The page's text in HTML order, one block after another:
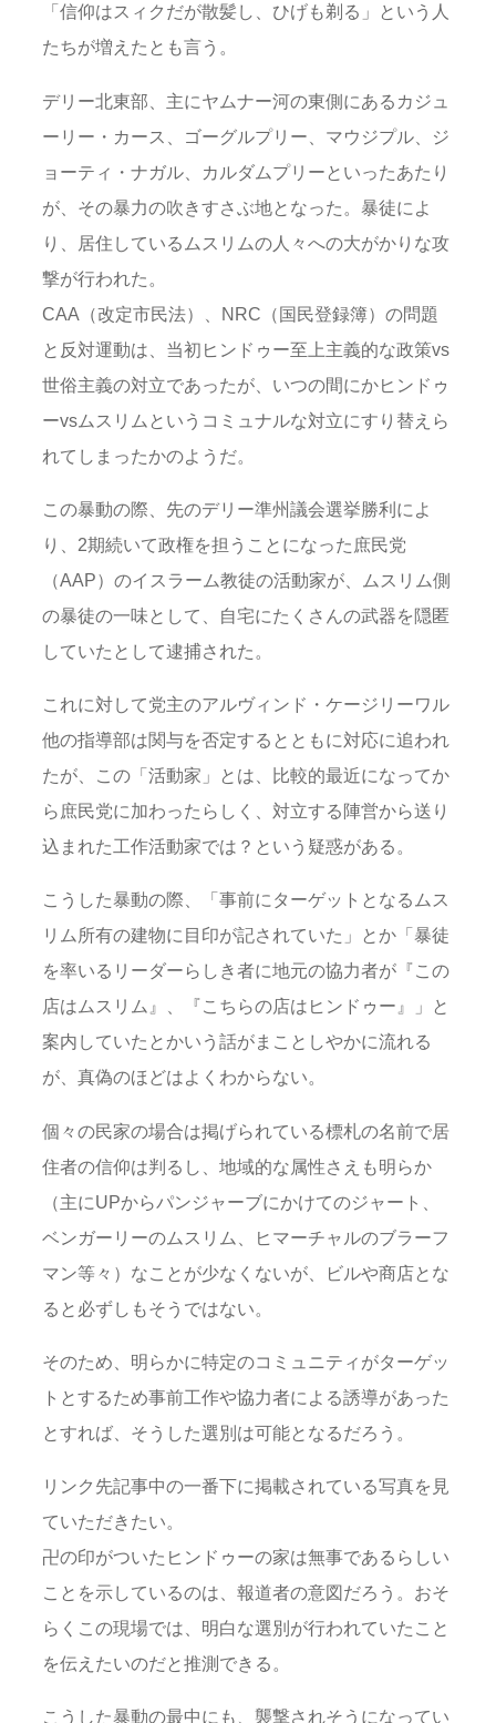
「信仰はスィクだが散髪し、ひげも剃る」という人
たちが増えたとも言う。
デリー北東部、主にヤムナー河の東側にあるカジュ
ーリー・カース、ゴーグルプリー、マウジプル、ジ
ョーティ・ナガル、カルダムプリーといったあたり
が、その暴力の吹きすさぶ地となった。暴徒によ
り、居住しているムスリムの人々への大がかりな攻
撃が行われた。
CAA（改定市民法）、NRC（国民登録簿）の問題
と反対運動は、当初ヒンドゥー至上主義的な政策vs
世俗主義の対立であったが、いつの間にかヒンドゥ
ーvsムスリムというコミュナルな対立にすり替えら
れてしまったかのようだ。
この暴動の際、先のデリー準州議会選挙勝利によ
り、2期続いて政権を担うことになった庶民党
（AAP）のイスラーム教徒の活動家が、ムスリム側
の暴徒の一味として、自宅にたくさんの武器を隠匿
していたとして逮捕された。
これに対して党主のアルヴィンド・ケージリーワル
他の指導部は関与を否定するとともに対応に追われ
たが、この「活動家」とは、比較的最近になってか
ら庶民党に加わったらしく、対立する陣営から送り
込まれた工作活動家では？という疑惑がある。
こうした暴動の際、「事前にターゲットとなるムス
リム所有の建物に目印が記されていた」とか「暴徒
を率いるリーダーらしき者に地元の協力者が『この
店はムスリム』、『こちらの店はヒンドゥー』」と
案内していたとかいう話がまことしやかに流れる
が、真偽のほどはよくわからない。
個々の民家の場合は掲げられている標札の名前で居
住者の信仰は判るし、地域的な属性さえも明らか
（主にUPからパンジャーブにかけてのジャート、
ベンガーリーのムスリム、ヒマーチャルのブラーフ
マン等々）なことが少なくないが、ビルや商店とな
ると必ずしもそうではない。
そのため、明らかに特定のコミュニティがターゲッ
トとするため事前工作や協力者による誘導があった
とすれば、そうした選別は可能となるだろう。
リンク先記事中の一番下に掲載されている写真を見
ていただきたい。
卍の印がついたヒンドゥーの家は無事であるらしい
ことを示しているのは、報道者の意図だろう。おそ
らくこの現場では、明白な選別が行われていたこと
を伝えたいのだと推測できる。
こうした暴動の最中にも、襲撃されそうになってい